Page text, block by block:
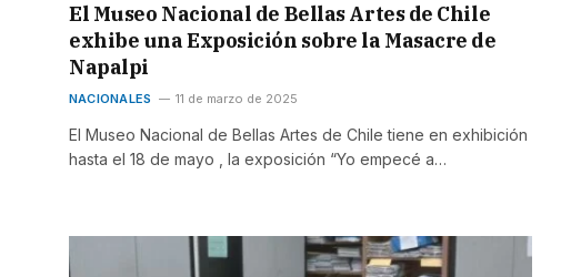
El Museo Nacional de Bellas Artes de Chile
exhibe una Exposición sobre la Masacre de
Napalpi
NACIONALES 11 de marzo de 2025
El Museo Nacional de Bellas Artes de Chile tiene en exhibición
hasta el 18 de mayo , la exposición “Yo empecé a…